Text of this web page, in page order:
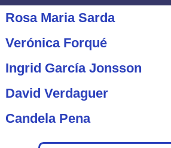
Rosa Maria Sarda
Verónica Forqué
Ingrid García Jonsson
David Verdaguer
Candela Pena